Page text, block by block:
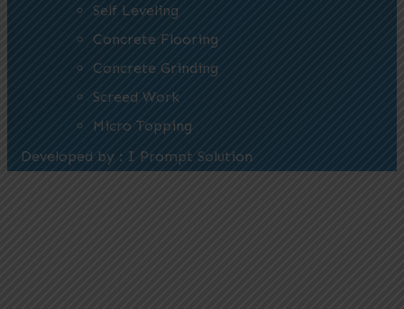
Self Leveling
Concrete Flooring
Concrete Grinding
Screed Work
Micro Topping
Developed by : I Prompt Solution